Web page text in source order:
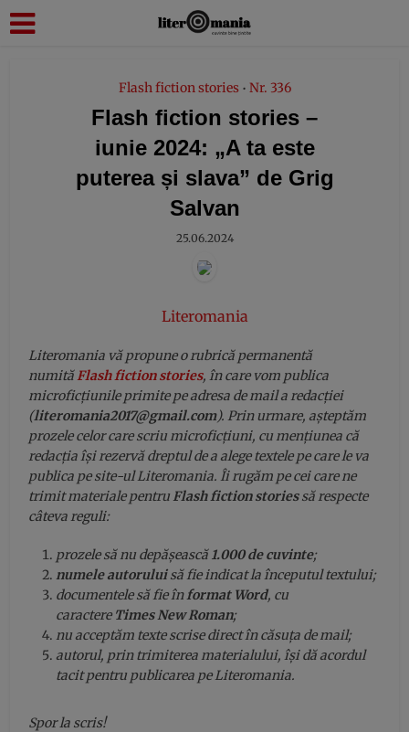
Flash fiction stories • Nr. 336
Flash fiction stories –
iunie 2024: „A ta este
puterea și slava” de Grig
Salvan
25.06.2024
Literomania
Literomania vă propune o rubrică permanentă
numităFlash fiction stories, în care vom publica
microficțiunile primite pe adresa de mail a redacției
(literomania2017@gmail.com).Prin urmare, așteptăm
prozele celor care scriu microficțiuni, cu mențiunea că
redacția își rezervă dreptul de a alege textele pe care le va
publica pe site-ulLiteromania. Îi rugăm pe cei care ne
trimit materiale pentru Flash fiction storiessă respecte
câteva reguli:
prozele să nu depășească1.000 de cuvinte;
numele autoruluisă fie indicat la începutul textului;
documentele să fie înformat Word, cu
caractere Times New Roman;
nu acceptăm texte scrise direct în căsuța de mail;
autorul, prin trimiterea materialului, își dă acordul
tacit pentru publicarea peLiteromania.
Spor la scris!
modal-check